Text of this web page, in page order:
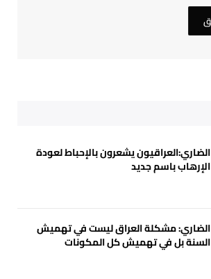
الضاري:العراقيون يشعرون بالإحباط لعودة
الإرهاب باسم جديد
الضاري: مشكلة العراق ليست في تهميش
السنة بل في تهميش كل المكونات